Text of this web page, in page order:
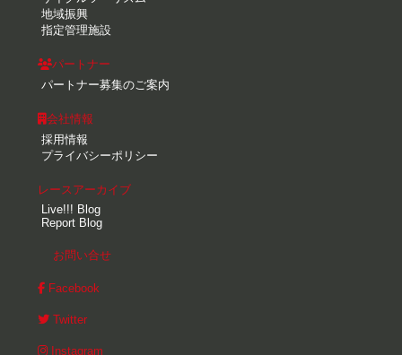
地域振興
指定管理施設
パートナー
パートナー募集のご案内
会社情報
採用情報
プライバシーポリシー
レースアーカイブ
Live!!! Blog
Report Blog
お問い合せ
Facebook
Twitter
Instagram